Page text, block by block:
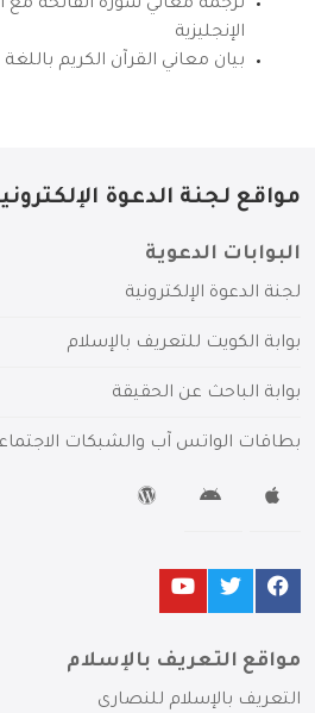
ترجمة معاني سورة الفاتحة مع
الإنجليزية
بيان معاني القرآن الكريم باللغة
مواقع لجنة الدعوة
البوابات الدعوية
لجنة الدعوة الإلكترونية
بوابة الكويت للتعريف بالإسلام
بوابة الباحث عن الحقيقة
بطاقات الواتس آب والشبكات
مواقع التعريف بالإسلام
التعريف بالإسلام للنصارى